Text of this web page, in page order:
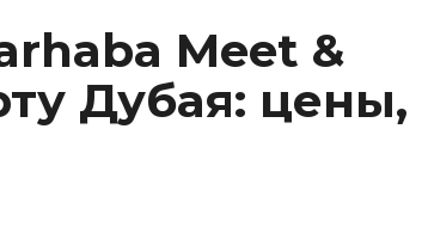
Meet &
Дубая: цены,